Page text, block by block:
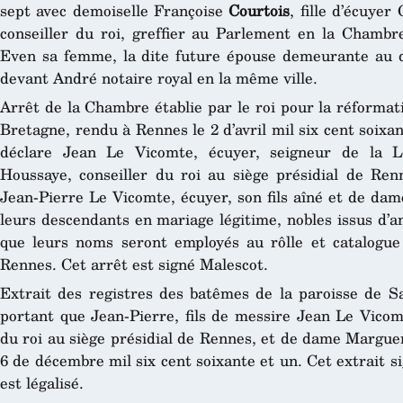
sept avec demoiselle FrançoiseCourtois, fille d’écuyer
conseiller du roi, greffier au Parlement en la
Even sa femme, la dite future épouse demeurante
devant André notaire royal en la même ville.
Arrêt de la Chambre établie par le roi pour la
Bretagne, rendu à Rennes le 2 d’avril mil six cent
déclare Jean Le Vicomte, écuyer, seigneur de la
Houssaye, conseiller du roi au siège présidial de
Jean-Pierre Le Vicomte, écuyer, son fils aîné et de
leurs descendants en mariage légitime, nobles issus
que leurs noms seront employés au rôlle et
Rennes. Cet arrêt est signé Malescot.
Extrait des registres des batêmes de la paroisse de
portant que Jean-Pierre, fils de messire Jean Le
du roi au siège présidial de Rennes, et de dame
6 de décembre mil six cent soixante et un. Cet extrait
est légalisé.